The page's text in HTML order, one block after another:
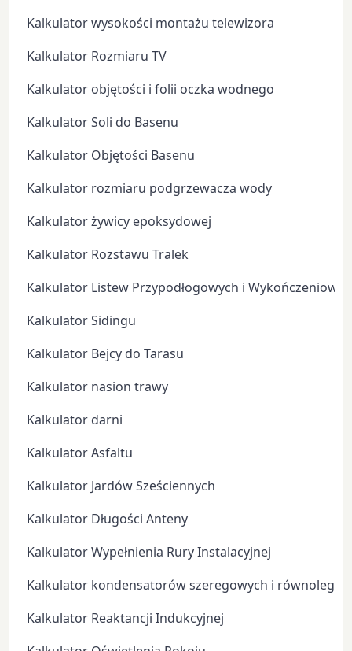
Kalkulator wysokości montażu telewizora
Kalkulator Rozmiaru TV
Kalkulator objętości i folii oczka wodnego
Kalkulator Soli do Basenu
Kalkulator Objętości Basenu
Kalkulator rozmiaru podgrzewacza wody
Kalkulator żywicy epoksydowej
Kalkulator Rozstawu Tralek
Kalkulator Listew Przypodłogowych i
Kalkulator Sidingu
Kalkulator Bejcy do Tarasu
Kalkulator nasion trawy
Kalkulator darni
Kalkulator Asfaltu
Kalkulator Jardów Sześciennych
Kalkulator Długości Anteny
Kalkulator Wypełnienia Rury Instalacyjnej
Kalkulator kondensatorów szeregowych i
Kalkulator Reaktancji Indukcyjnej